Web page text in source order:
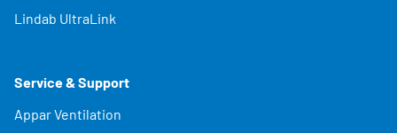
Lindab UltraLink
Service & Support
Appar Ventilation